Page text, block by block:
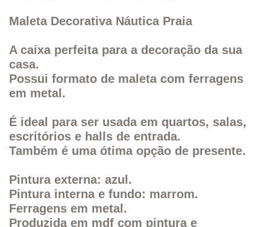
Maleta Decorativa Náutica Praia
A caixa perfeita para a decoração da sua
casa.
Possui formato de maleta com ferragens
em metal.
É ideal para ser usada em quartos, salas,
escritórios e halls de entrada.
Também é uma ótima opção de presente.
Pintura externa: azul.
Pintura interna e fundo: marrom.
Ferragens em metal.
Produzida em mdf com pintura e